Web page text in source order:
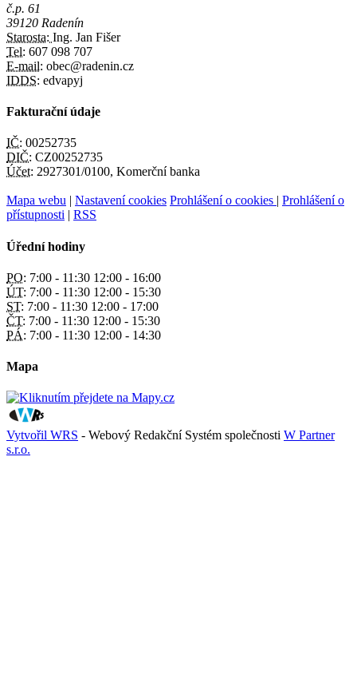
č.p. 61
39120 Radenín
Starosta: Ing. Jan Fišer
Tel: 607 098 707
E-mail: obec@radenin.cz
IDDS: edvapyj
Fakturační údaje
IČ: 00252735
DIČ: CZ00252735
Účet: 2927301/0100, Komerční banka
Mapa webu | Nastavení cookies Prohlášení o cookies | Prohlášení o
přístupnosti | RSS
Úřední hodiny
PO: 7:00 - 11:30 12:00 - 16:00
ÚT: 7:00 - 11:30 12:00 - 15:30
ST: 7:00 - 11:30 12:00 - 17:00
ČT: 7:00 - 11:30 12:00 - 15:30
PÁ: 7:00 - 11:30 12:00 - 14:30
Mapa
Vytvořil WRS - Webový Redakční Systém společnosti W Partner
s.r.o.